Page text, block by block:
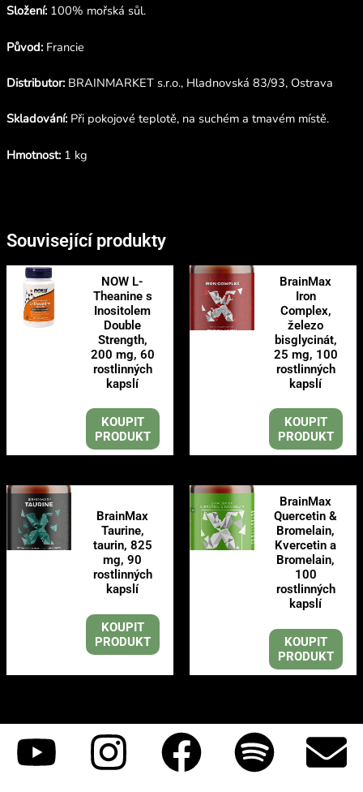
Složení: 100% mořská sůl.
Původ: Francie
Distributor: BRAINMARKET s.r.o., Hladnovská 83/93, Ostrava
Skladování: Při pokojové teplotě, na suchém a tmavém místě.
Hmotnost:1 kg
Související produkty
NOW L-
Theanine s
Inositolem
Double
Strength,
200 mg, 60
rostlinných
kapslí
KOUPIT
PRODUKT
BrainMax
Iron
Complex,
železo
bisglycinát,
25 mg, 100
rostlinných
kapslí
KOUPIT
PRODUKT
BrainMax
Taurine,
taurin, 825
mg, 90
rostlinných
kapslí
KOUPIT
PRODUKT
BrainMax
Quercetin &
Bromelain,
Kvercetin a
Bromelain,
100
rostlinných
kapslí
KOUPIT
PRODUKT